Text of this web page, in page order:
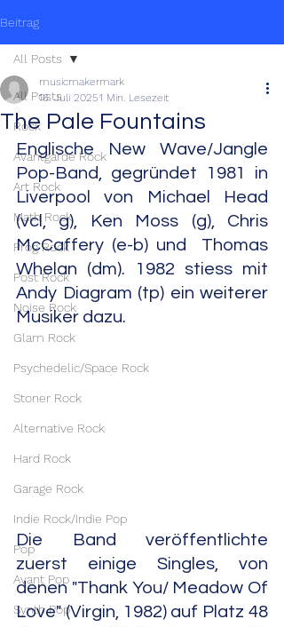
Beitrag
All Posts
Rock
Avantgarde Rock
Art Rock
Math Rock
Prog Rock
Post Rock
Noise Rock
Glam Rock
Psychedelic/Space Rock
Stoner Rock
Alternative Rock
Hard Rock
Garage Rock
Indie Rock/Indie Pop
Pop
Avant Pop
Synth Pop
All Posts
The Pale Fountains
musicmakermark
16. Juli 20251 Min. Lesezeit
Englische New Wave/Jangle
Pop-Band, gegründet 1981 in
Liverpool von Michael Head
(vcl, g), Ken Moss (g), Chris
McCaffery (e-b) und  Thomas
Whelan (dm). 1982 stiess mit
Andy Diagram (tp) ein weiterer
Musiker dazu.
Die Band veröffentlichte
zuerst einige Singles, von
denen "Thank You/ Meadow Of
Love" (Virgin, 1982) auf Platz 48